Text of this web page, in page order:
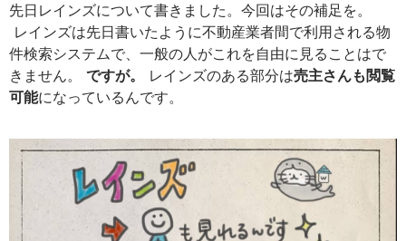
先日レインズについて書きました。今回はその補足を。
レインズは先日書いたように不動産業者間で利用される物
件検索システムで、一般の人がこれを自由に見ることはで
きません。 ですが。 レインズのある部分は売主さんも閲覧
可能になっているんです。